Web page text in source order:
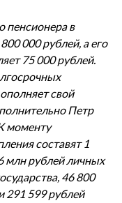
пенсионера в
000 рублей, а его
75 000 рублей.
свой
Петр
моменту
составят 1
млн рублей личных
46 800
291 599 рублей